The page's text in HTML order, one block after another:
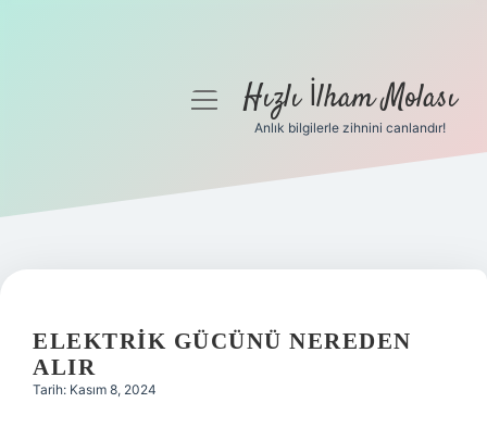
Gizlilik Politikası
Yasal Uyarı
menüyüHızlı İlham Molası
Anlık bilgilerle zihnini canlandır!
ELEKTRIK GÜCÜNÜ NEREDEN
ALIR
Tarih: Kasım 8, 2024